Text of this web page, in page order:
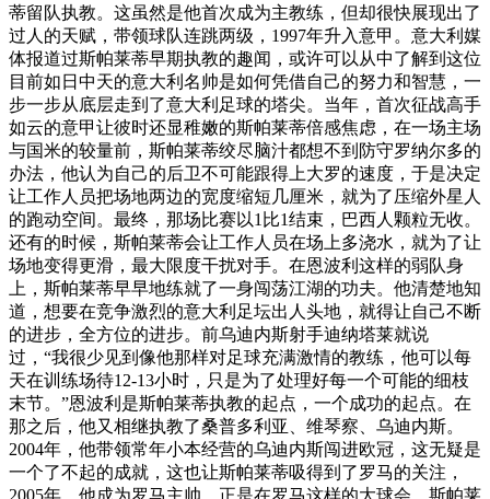
蒂留队执教。这虽然是他首次成为主教练，但却很快展现出了
过人的天赋，带领球队连跳两级，1997年升入意甲。意大利媒
体报道过斯帕莱蒂早期执教的趣闻，或许可以从中了解到这位
目前如日中天的意大利名帅是如何凭借自己的努力和智慧，一
步一步从底层走到了意大利足球的塔尖。当年，首次征战高手
如云的意甲让彼时还显稚嫩的斯帕莱蒂倍感焦虑，在一场主场
与国米的较量前，斯帕莱蒂绞尽脑汁都想不到防守罗纳尔多的
办法，他认为自己的后卫不可能跟得上大罗的速度，于是决定
让工作人员把场地两边的宽度缩短几厘米，就为了压缩外星人
的跑动空间。最终，那场比赛以1比1结束，巴西人颗粒无收。
还有的时候，斯帕莱蒂会让工作人员在场上多浇水，就为了让
场地变得更滑，最大限度干扰对手。在恩波利这样的弱队身
上，斯帕莱蒂早早地练就了一身闯荡江湖的功夫。他清楚地知
道，想要在竞争激烈的意大利足坛出人头地，就得让自己不断
的进步，全方位的进步。前乌迪内斯射手迪纳塔莱就说
过，“我很少见到像他那样对足球充满激情的教练，他可以每
天在训练场待12-13小时，只是为了处理好每一个可能的细枝
末节。”恩波利是斯帕莱蒂执教的起点，一个成功的起点。在
那之后，他又相继执教了桑普多利亚、维琴察、乌迪内斯。
2004年，他带领常年小本经营的乌迪内斯闯进欧冠，这无疑是
一个了不起的成就，这也让斯帕莱蒂吸得到了罗马的关注，
2005年，他成为罗马主帅。正是在罗马这样的大球会，斯帕莱